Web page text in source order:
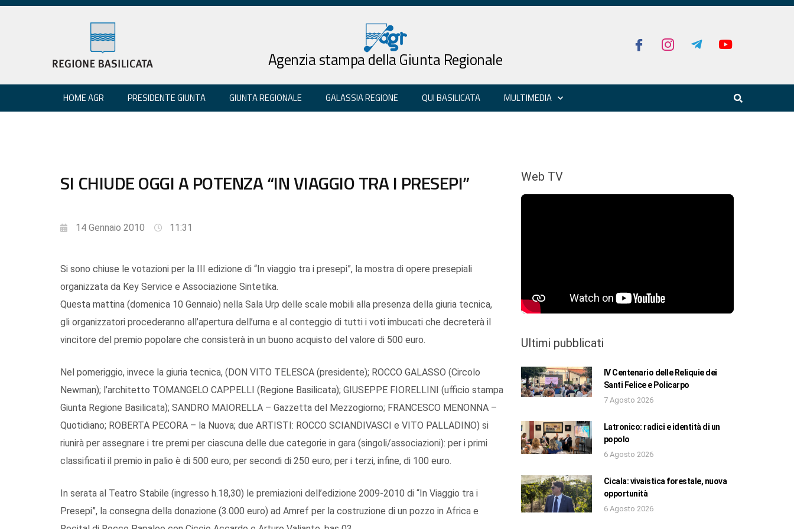
Agenzia stampa della Giunta Regionale
HOME AGR PRESIDENTE GIUNTA GIUNTA REGIONALE GALASSIA REGIONE QUI BASILICATA MULTIMEDIA
SI CHIUDE OGGI A POTENZA “IN VIAGGIO TRA I PRESEPI”
14 Gennaio 2010 11:31
Si sono chiuse le votazioni per la III edizione di “In viaggio tra i presepi”, la mostra di opere presepiali
organizzata da Key Service e Associazione Sintetika.
Questa mattina (domenica 10 Gennaio) nella Sala Urp delle scale mobili alla presenza della giuria tecnica,
gli organizzatori procederanno all’apertura dell’urna e al conteggio di tutti i voti imbucati che decreterà il
vincitore del premio popolare che consisterà in un buono acquisto del valore di 500 euro.
Nel pomeriggio, invece la giuria tecnica, (DON VITO TELESCA (presidente); ROCCO GALASSO (Circolo
Newman); l’architetto TOMANGELO CAPPELLI (Regione Basilicata); GIUSEPPE FIORELLINI (ufficio stampa
Giunta Regione Basilicata); SANDRO MAIORELLA – Gazzetta del Mezzogiorno; FRANCESCO MENONNA –
Quotidiano; ROBERTA PECORA – la Nuova; due ARTISTI: ROCCO SCIANDIVASCI e VITO PALLADINO) si
riunirà per assegnare i tre premi per ciascuna delle due categorie in gara (singoli/associazioni): per i primi
classificati il premio in palio è di 500 euro; per secondi di 250 euro; per i terzi, infine, di 100 euro.
In serata al Teatro Stabile (ingresso h.18,30) le premiazioni dell’edizione 2009-2010 di “In Viaggio tra i
Presepi”, la consegna della donazione (3.000 euro) ad Amref per la costruzione di un pozzo in Africa e
Web TV
Ultimi pubblicati
IV Centenario delle Reliquie dei
Santi Felice e Policarpo
7 Agosto 2026
Latronico: radici e identità di un
popolo
6 Agosto 2026
Cicala: vivaistica forestale, nuova
opportunità
6 Agosto 2026